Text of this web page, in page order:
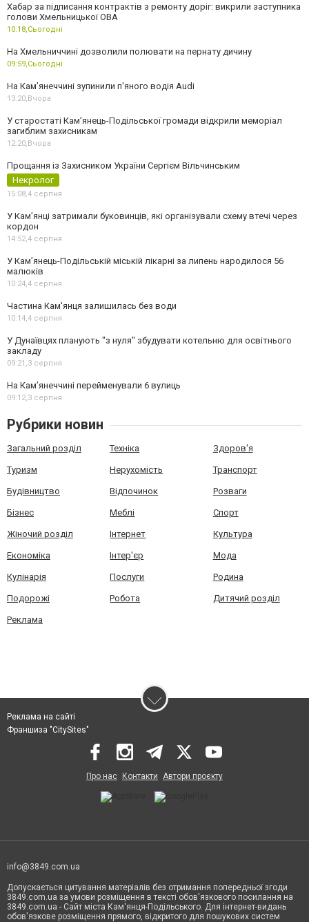
Хабар за підписання контрактів з ремонту доріг: викрили заступника
голови Хмельницької ОВА
10:18,Сьогодні
На Хмельниччині дозволили полювати на пернату дичину
09:59,Сьогодні
На Камʼянеччині зупинили п'яного водія Audi
13:20,Вчора
У старостаті Кам’янець-Подільської громади відкрили меморіал
загиблим захисникам
12:20,Вчора
Прощання із Захисником України Сергієм Вільчинським
Некролог
15:08,4 серпня
У Кам’янці затримали буковинців, які організували схему втечі через
кордон
14:52,4 серпня
У Кам’янець-Подільській міській лікарні за липень народилося 56
малюків
10:24,4 серпня
Частина Кам'янця залишилась без води
10:14,4 серпня
У Дунаївцях планують "з нуля" збудувати котельню для освітнього
закладу
09:21,3 серпня
На Камʼянеччині перейменували 6 вулиць
09:12,3 серпня
Рубрики новин
Загальний розділ Техніка Здоров'я
Туризм Нерухомість Транспорт
Будівництво Відпочинок Розваги
Бізнес Меблі Спорт
Жіночий розділ Інтернет Культура
Економіка Інтер'єр Мода
Кулінарія Послуги Родина
Подорожі Робота Дитячий розділ
Реклама
Реклама на сайті
Франшиза "CitySites"
Про нас Контакти Автори проєкту
info@3849.com.ua
Допускається цитування матеріалів без отримання попередньої згоди
3849.com.ua за умови розміщення в тексті обов'язкового посилання на
3849.com.ua - Сайт міста Кам'янця-Подільського. Для інтернет-видань
обов'язкове розміщення прямого, відкритого для пошукових систем